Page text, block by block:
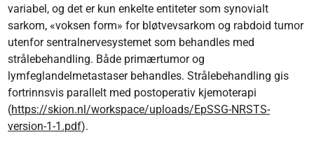
variabel, og det er kun enkelte entiteter som synovialt
sarkom, «voksen form» for bløtvevsarkom og rabdoid tumor
utenfor sentralnervesystemet som behandles med
strålebehandling. Både primærtumor og
lymfeglandelmetastaser behandles. Strålebehandling gis
fortrinnsvis parallelt med postoperativ kjemoterapi
(https://skion.nl/workspace/uploads/EpSSG-NRSTS-
version-1-1.pdf).